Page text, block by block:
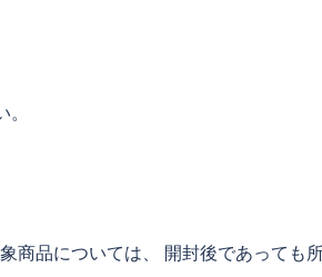
商品については、 開封後であっても